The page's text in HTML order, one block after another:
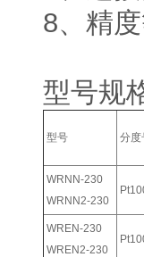
8、精
型号规
型号 分度
WRNN-230
WRNN2-230
WREN-230
WREN2-230